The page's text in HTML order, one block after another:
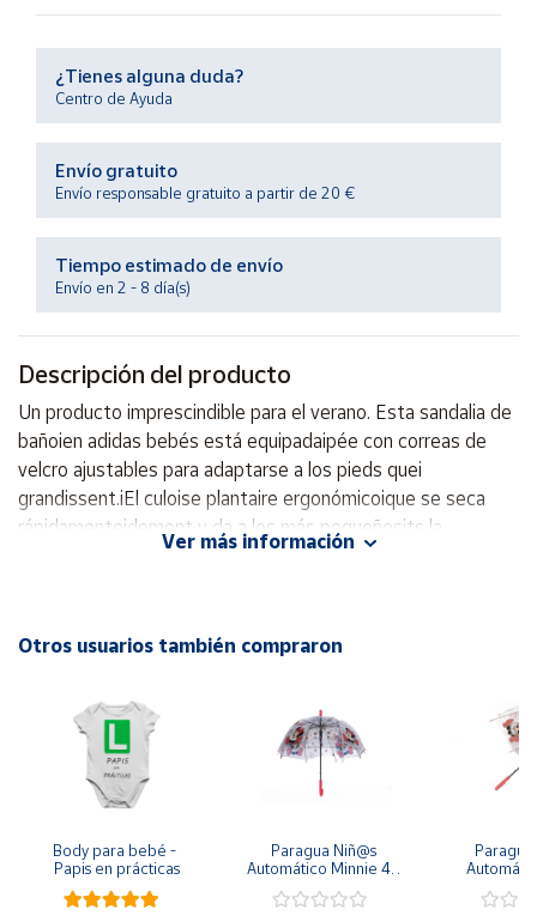
Centro
Contacto
Mapa de
vendedores
Hazte
vendedor
Área
vendedor
Cuenta
Área
cliente
Baleares
Canarias,
¿Tienes alguna duda?
Centro de Ayuda
Envío gratuito
Envío responsable gratuito a partir de 20 €
Tiempo estimado de envío
Envío en 2 - 8 día(s)
Descripción del producto
Un producto imprescindible para el verano. Esta sandalia de
bañoien adidas bebés está equipadaipée con correas de
velcro ajustables para adaptarse a los pieds quei
grandissent.iEl culoise plantaire ergonómicoique se seca
rápidamenteidement y da a los más pequeñosits la
comodidad que necesitan para ils jugar en la playa o piscine.
de l'eau optimale. Assise plantaire ergonomique. -Una
auto agarre. -Tige en EVA. -Secado rápido. -Evacuación
óptima del agua. -Plantilla ergonómica.
Ver más información
Otros usuarios también compraron
Body para bebé -
Papis en prácticas
Paragua Niñ@s
Automático Minnie 48